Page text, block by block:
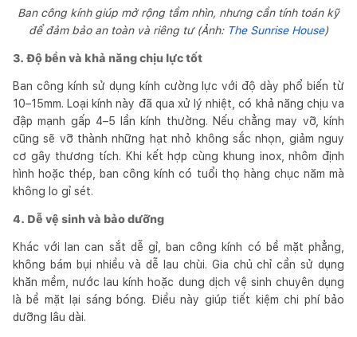
Ban công kính giúp mở rộng tầm nhìn, nhưng cần tính toán kỹ
để đảm bảo an toàn và riêng tư (Ảnh: The Sunrise House)
3. Độ bền và khả năng chịu lực tốt
Ban công kính sử dụng kính cường lực với độ dày phổ biến từ
10–15mm. Loại kính này đã qua xử lý nhiệt, có khả năng chịu va
đập mạnh gấp 4–5 lần kính thường. Nếu chẳng may vỡ, kính
cũng sẽ vỡ thành những hạt nhỏ không sắc nhọn, giảm nguy
cơ gây thương tích. Khi kết hợp cùng khung inox, nhôm định
hình hoặc thép, ban công kính có tuổi thọ hàng chục năm mà
không lo gỉ sét.
4. Dễ vệ sinh và bảo dưỡng
Khác với lan can sắt dễ gỉ, ban công kính có bề mặt phẳng,
không bám bụi nhiều và dễ lau chùi. Gia chủ chỉ cần sử dụng
khăn mềm, nước lau kính hoặc dung dịch vệ sinh chuyên dụng
là bề mặt lại sáng bóng. Điều này giúp tiết kiệm chi phí bảo
dưỡng lâu dài.